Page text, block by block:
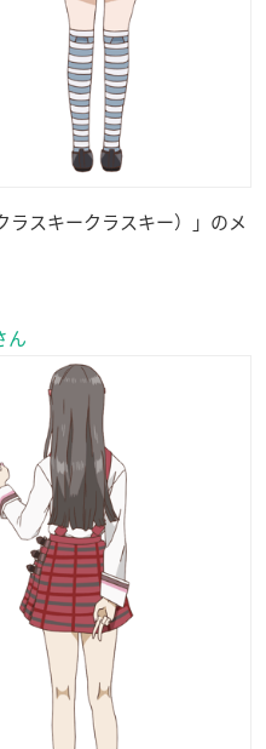
ラスキークラスキー）」のメ
ん